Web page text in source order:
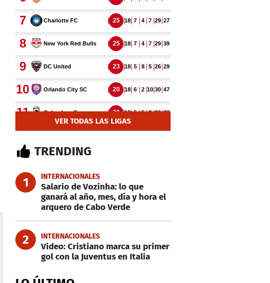
VER TODAS LAS LIGAS
TRENDING
1 INTERNACIONALES
Salario de Vozinha: lo que
ganará al año, mes, día y hora el
arquero de Cabo Verde
2 INTERNACIONALES
Video: Cristiano marca su primer
gol con la Juventus en Italia